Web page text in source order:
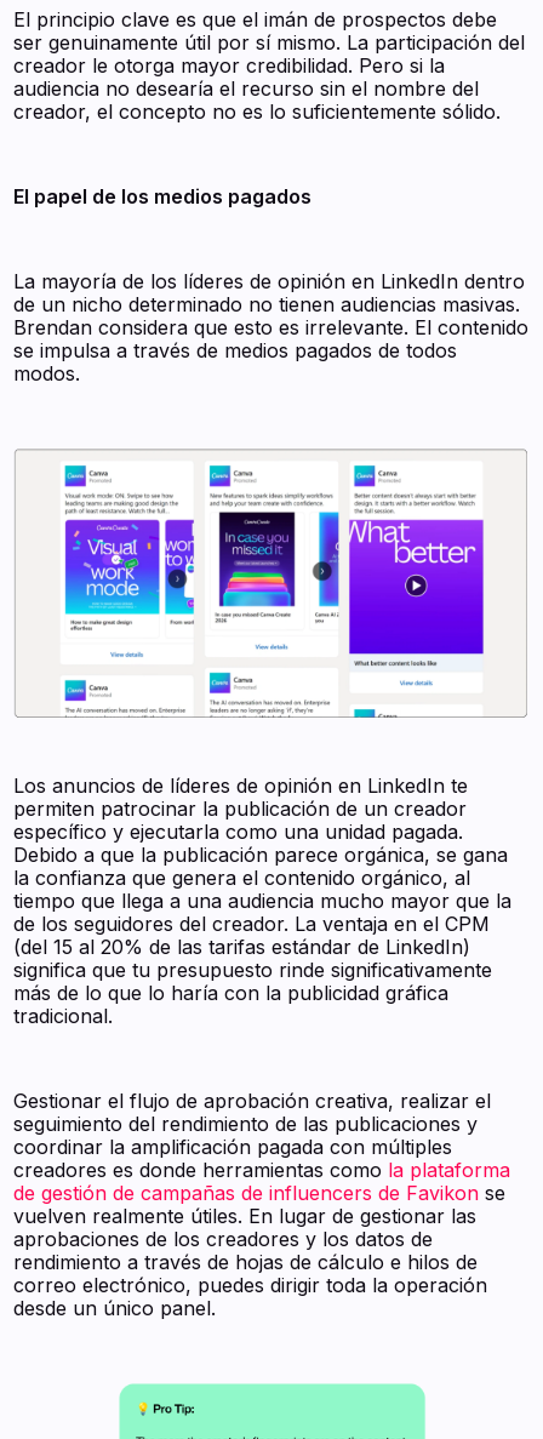
El principio clave es que el imán de prospectos debe
ser genuinamente útil por sí mismo. La participación del
creador le otorga mayor credibilidad. Pero si la
audiencia no desearía el recurso sin el nombre del
creador, el concepto no es lo suficientemente sólido.
El papel de los medios pagados
La mayoría de los líderes de opinión en LinkedIn dentro
de un nicho determinado no tienen audiencias masivas.
Brendan considera que esto es irrelevante. El contenido
se impulsa a través de medios pagados de todos
modos.
Los anuncios de líderes de opinión en LinkedIn te
permiten patrocinar la publicación de un creador
específico y ejecutarla como una unidad pagada.
Debido a que la publicación parece orgánica, se gana
la confianza que genera el contenido orgánico, al
tiempo que llega a una audiencia mucho mayor que la
de los seguidores del creador. La ventaja en el CPM
(del 15 al 20% de las tarifas estándar de LinkedIn)
significa que tu presupuesto rinde significativamente
más de lo que lo haría con la publicidad gráfica
tradicional.
Gestionar el flujo de aprobación creativa, realizar el
seguimiento del rendimiento de las publicaciones y
coordinar la amplificación pagada con múltiples
creadores es donde herramientas como la plataforma
de gestión de campañas de influencers de Favikon se
vuelven realmente útiles. En lugar de gestionar las
aprobaciones de los creadores y los datos de
rendimiento a través de hojas de cálculo e hilos de
correo electrónico, puedes dirigir toda la operación
desde un único panel.